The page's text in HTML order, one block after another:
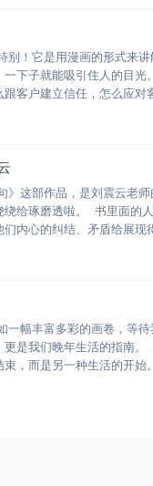
别！它是用漫画的形式来
下子就能吸引住人的目
客户建立信任，怎么应
》这部作品，是刘震云老
给琢磨透啦。 书里面的
内心的纠结、矛盾给展
一幅丰富多彩的画卷，等
是我们晚年生活的指南
，而是另一种生活的开